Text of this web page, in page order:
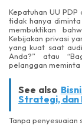
Kepatuhan UU
tidak hanya
membuktikan
Kebijakan privasi
yang kuat saat
Anda?” atau
pelanggan meminta
See also
Strategi, dan
Tanpa penyesuaian